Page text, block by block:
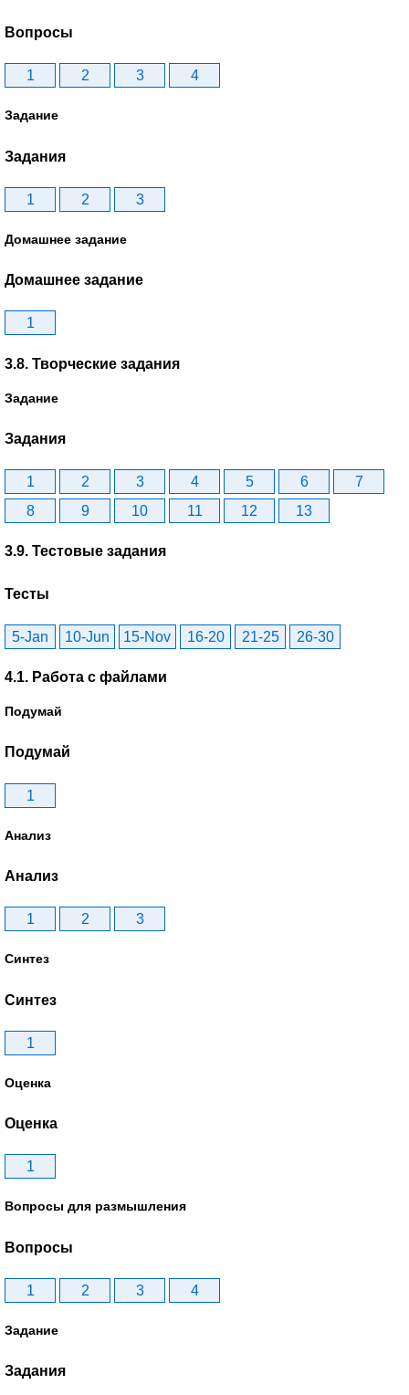
Вопросы
1 2 3 4
Задание
Задания
1 2 3
Домашнее задание
Домашнее задание
1
3.8. Творческие задания
Задание
Задания
1 2 3 4 5 6
7
8
9 10 11 12 13
3.9. Тестовые задания
Тесты
5-Jan 10-Jun 15-Nov 16-20 21-25 26-30
4.1. Работа с файлами
Подумай
Подумай
1
Анализ
Анализ
1 2 3
Синтез
Синтез
1
Оценка
Оценка
1
Вопросы для размышления
Вопросы
1 2 3 4
Задание
Задания